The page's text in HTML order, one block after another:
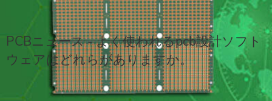
PCBニュース - よく使われるpcb設計ソフト
ウェアはどれらがありますか。